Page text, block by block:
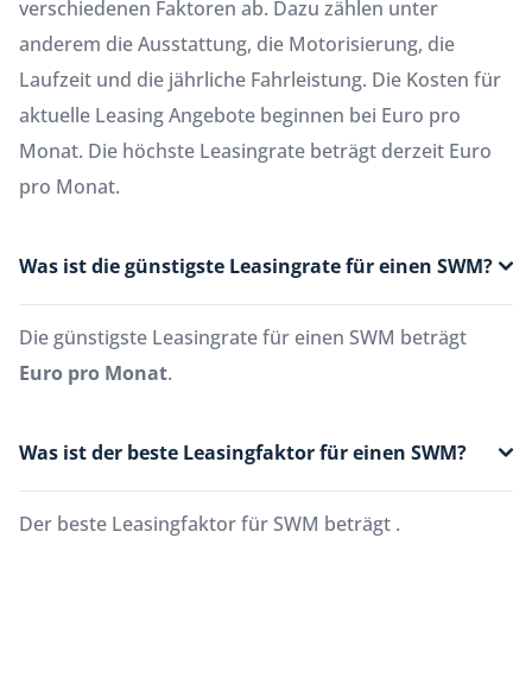
verschiedenen Faktoren ab. Dazu zählen unter
anderem die Ausstattung, die Motorisierung, die
Laufzeit und die jährliche Fahrleistung. Die Kosten für
aktuelle Leasing Angebote beginnen bei Euro pro
Monat. Die höchste Leasingrate beträgt derzeit Euro
pro Monat.
Was ist die günstigste Leasingrate für einen SWM?
Die günstigste Leasingrate für einen SWM beträgt
Euro pro Monat.
Was ist der beste Leasingfaktor für einen SWM?
Der beste Leasingfaktor für SWM beträgt .